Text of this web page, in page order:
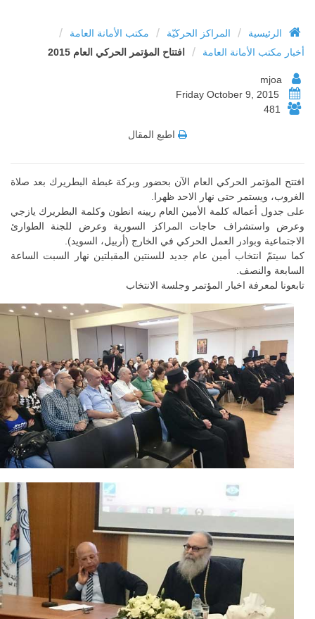
الرئيسية / المراكز الحركيّة / مكتب الأمانة العامة /
أخبار مكتب الأمانة العامة / افتتاح المؤتمر الحركي العام 2015
mjoa
Friday October 9, 2015
481
اطبع المقال
افتتح المؤتمر الحركي العام الآن بحضور وبركة غبطة البطريرك بعد صلاة
الغروب، ويستمر حتى نهار الاحد ظهرا.
على جدول أعماله كلمة الأمين العام ريينه انطون وكلمة البطريرك يازجي
وعرض واستشراف حاجات المراكز السورية وعرض للجنة الطوارئ
الاجتماعية وبوادر العمل الحركي في الخارج (أربيل، السويد).
كما سيتمّ انتخاب أمين عام جديد للسنتين المقبلتين نهار السبت الساعة
السابعة والنصف.
تابعونا لمعرفة اخبار المؤتمر وجلسة الانتخاب